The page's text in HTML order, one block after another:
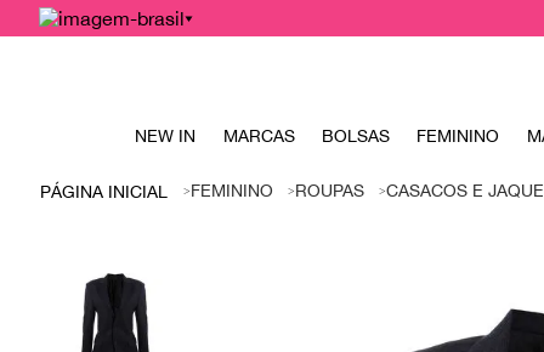
NEW IN MARCAS BOLSAS FEMININO
FEMININO ROUPAS CASACOS E